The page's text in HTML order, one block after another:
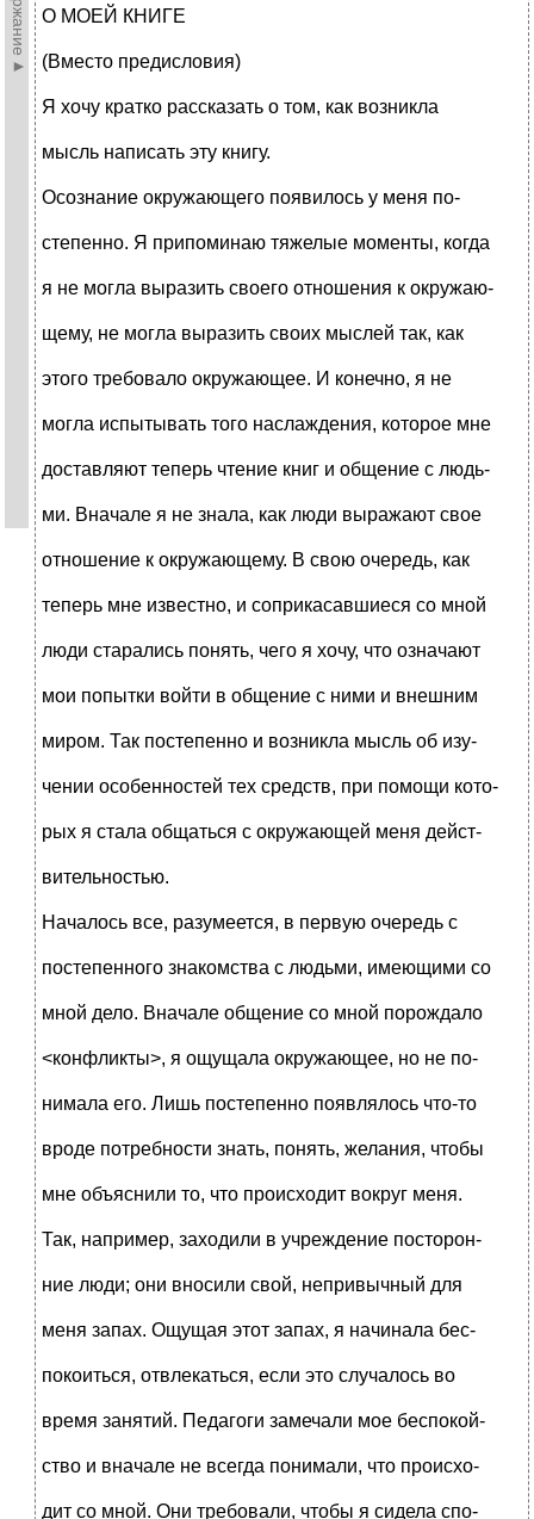
О МОЕЙ КНИГЕ
(Вместо предисловия)
Я хочу кратко рассказать о том, как возникла
мысль написать эту книгу.
Осознание окружающего появилось у меня по-
степенно. Я припоминаю тяжелые моменты, когда
я не могла выразить своего отношения к окружаю-
щему, не могла выразить своих мыслей так, как
этого требовало окружающее. И конечно, я не
могла испытывать того наслаждения, которое мне
доставляют теперь чтение книг и общение с людь-
ми. Вначале я не знала, как люди выражают свое
отношение к окружающему. В свою очередь, как
теперь мне известно, и соприкасавшиеся со мной
люди старались понять, чего я хочу, что означают
мои попытки войти в общение с ними и внешним
миром. Так постепенно и возникла мысль об изу-
чении особенностей тех средств, при помощи кото-
рых я стала общаться с окружающей меня дейст-
вительностью.
Началось все, разумеется, в первую очередь с
постепенного знакомства с людьми, имеющими со
мной дело. Вначале общение со мной порождало
<конфликты>, я ощущала окружающее, но не по-
нимала его. Лишь постепенно появлялось что-то
вроде потребности знать, понять, желания, чтобы
мне объяснили то, что происходит вокруг меня.
Так, например, заходили в учреждение посторон-
ние люди; они вносили свой, непривычный для
меня запах. Ощущая этот запах, я начинала бес-
покоиться, отвлекаться, если это случалось во
время занятий. Педагоги замечали мое беспокой-
ство и вначале не всегда понимали, что происхо-
дит со мной. Они требовали, чтобы я сидела спо-